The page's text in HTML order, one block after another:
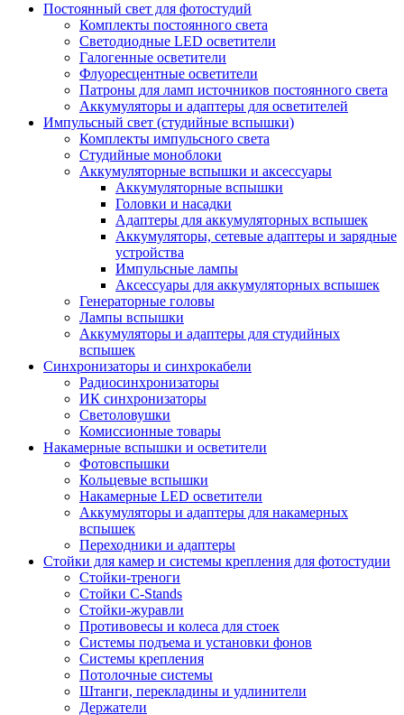
Постоянный свет для фотостудий
Комплекты постоянного света
Светодиодные LED осветители
Галогенные осветители
Флуоресцентные осветители
Патроны для ламп источников постоянного света
Аккумуляторы и адаптеры для осветителей
Импульсный свет (студийные вспышки)
Комплекты импульсного света
Студийные моноблоки
Аккумуляторные вспышки и аксессуары
Аккумуляторные вспышки
Головки и насадки
Адаптеры для аккумуляторных вспышек
Аккумуляторы, сетевые адаптеры и зарядные
устройства
Импульсные лампы
Аксессуары для аккумуляторных вспышек
Генераторные головы
Лампы вспышки
Аккумуляторы и адаптеры для студийных
вспышек
Синхронизаторы и синхрокабели
Радиосинхронизаторы
ИК синхронизаторы
Светоловушки
Комиссионные товары
Накамерные вспышки и осветители
Фотовспышки
Кольцевые вспышки
Накамерные LED осветители
Аккумуляторы и адаптеры для накамерных
вспышек
Переходники и адаптеры
Стойки для камер и системы крепления для фотостудии
Стойки-треноги
Стойки C-Stands
Стойки-журавли
Противовесы и колеса для стоек
Системы подъема и установки фонов
Системы крепления
Потолочные системы
Штанги, перекладины и удлинители
Держатели